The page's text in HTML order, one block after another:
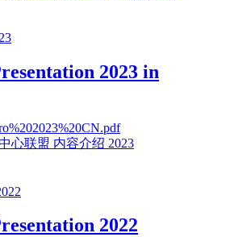
2023 in
心联盟 内容介绍 2023
2022